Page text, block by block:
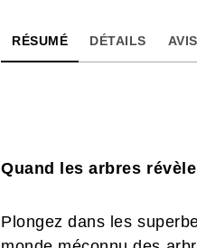
RÉSUMÉ DÉTAILS AVIS
Quand les arbres
Plongez dans les